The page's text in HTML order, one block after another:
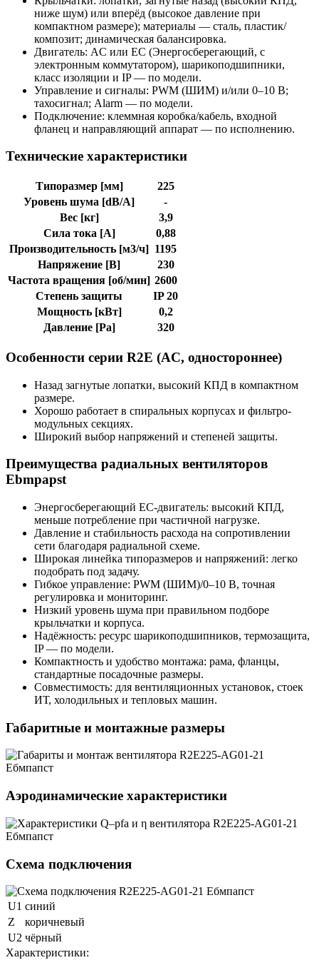
ниже шум) или вперёд (высокое давление при
компактном размере); материалы — сталь, пластик/
композит; динамическая балансировка.
Двигатель: AC или EC (Энергосберегающий, с
электронным коммутатором), шарикоподшипники,
класс изоляции и IP — по модели.
Управление и сигналы: PWM (ШИМ) и/или 0–10 В;
тахосигнал; Alarm — по модели.
Подключение: клеммная коробка/кабель, входной
фланец и направляющий аппарат — по исполнению.
Технические характеристики
Типоразмер [мм]
225
Уровень шума [dB/A]
-
Вес [кг]
3,9
Сила тока [A]
0,88
Производительность [м3/ч] 1195
Напряжение [В]
230
Частота вращения [об/мин] 2600
Степень защиты
IP 20
Мощность [кВт]
0,2
Давление [Pa]
320
Особенности серии R2E (AC, одностороннее)
Назад загнутые лопатки, высокий КПД в компактном
размере.
Хорошо работает в спиральных корпусах и фильтро-
модульных секциях.
Широкий выбор напряжений и степеней защиты.
Преимущества радиальных вентиляторов
Ebmpapst
Энергосберегающий EC-двигатель: высокий КПД,
меньше потребление при частичной нагрузке.
Давление и стабильность расхода на сопротивлении
сети благодаря радиальной схеме.
Широкая линейка типоразмеров и напряжений: легко
подобрать под задачу.
Гибкое управление: PWM (ШИМ)/0–10 В, точная
регулировка и мониторинг.
Низкий уровень шума при правильном подборе
крыльчатки и корпуса.
Надёжность: ресурс шарикоподшипников, термозащита,
IP — по модели.
Компактность и удобство монтажа: рама, фланцы,
стандартные посадочные размеры.
Совместимость: для вентиляционных установок, стоек
ИТ, холодильных и тепловых машин.
Габаритные и монтажные размеры
Аэродинамические характеристики
Схема подключения
U1 синий
Z
коричневый
U2 чёрный
Характеристики: